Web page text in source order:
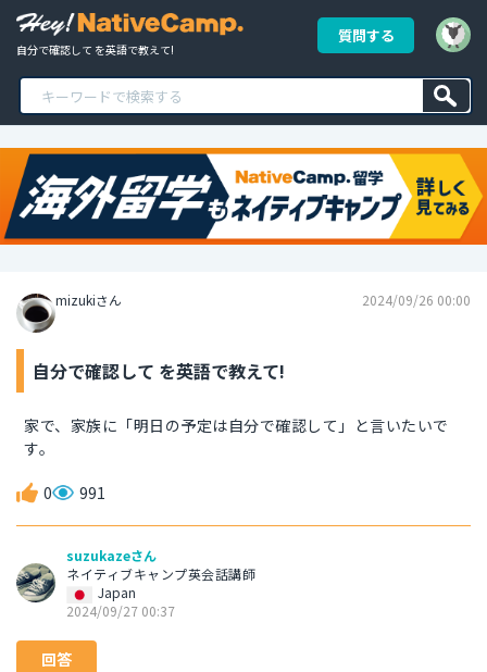
自分で確認して を英語で教えて!
質問する
mizukiさん 2024/09/26 00:00
自分で確認して を英語で教えて!
家で、家族に「明日の予定は自分で確認して」と言いたいで
す。
0 991
suzukazeさん
ネイティブキャンプ英会話講師
Japan
2024/09/27 00:37
回答